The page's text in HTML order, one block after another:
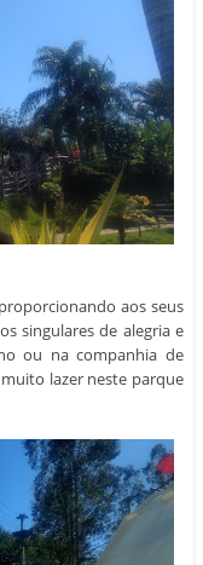
aos seus
singulares de alegria e
ou na companhia de
lazer neste parque